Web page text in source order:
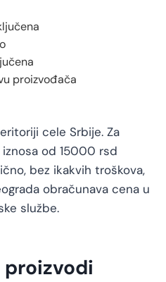
proizvođača
cele Srbije. Za
od 15000 rsd
bez ikakvih troškova,
obračunava cena u
službe.
proizvodi